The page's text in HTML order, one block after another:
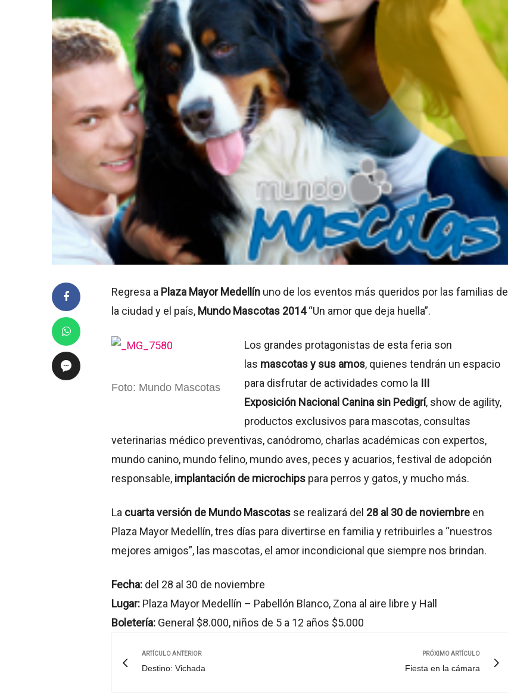
Regresa a Plaza Mayor Medellín uno de los eventos más queridos por las familias de
la ciudad y el país, Mundo Mascotas 2014“Un amor que deja huella”.
Foto: Mundo Mascotas
Los grandes protagonistas de esta feria son
las mascotas y sus amos, quienes tendrán un espacio
para disfrutar de actividades como la III
Exposición Nacional Canina sin Pedigrí, show de agility,
productos exclusivos para mascotas, consultas
veterinarias médico preventivas, canódromo, charlas académicas con expertos,
mundo canino, mundo felino, mundo aves, peces y acuarios, festival de adopción
responsable, implantación de microchips para perros y gatos, y mucho más.
La cuarta versión de Mundo Mascotas se realizará del 28 al 30 de noviembre en
Plaza Mayor Medellín, tres días para divertirse en familia y retribuirles a “nuestros
mejores amigos”, las mascotas, el amor incondicional que siempre nos brindan.
Fecha: del 28 al 30 de noviembre
Lugar: Plaza Mayor Medellín – Pabellón Blanco, Zona al aire libre y Hall
Boletería: General $8.000, niños de 5 a 12 años $5.000
ARTÍCULO ANTERIOR
Destino: Vichada
PRÓXIMO ARTÍCULO
Fiesta en la cámara